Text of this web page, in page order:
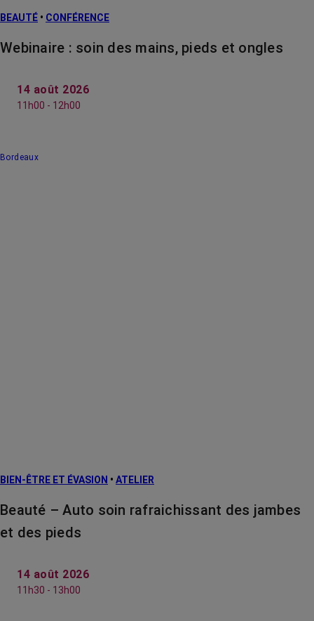
BEAUTÉ • CONFÉRENCE
Webinaire : soin des mains, pieds et ongles
14 août 2026
11h00 - 12h00
Bordeaux
BIEN-ÊTRE ET ÉVASION • ATELIER
Beauté – Auto soin rafraichissant des jambes
et des pieds
14 août 2026
11h30 - 13h00